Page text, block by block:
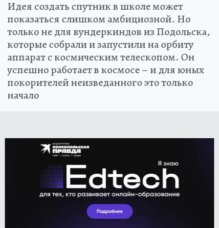
Идея создать спутник в школе может
показаться слишком амбициозной. Но
только не для вундеркиндов из Подольска,
которые собрали и запустили на орбиту
аппарат с космическим телескопом. Он
успешно работает в космосе – и для юных
покорителей неизведанного это только
начало